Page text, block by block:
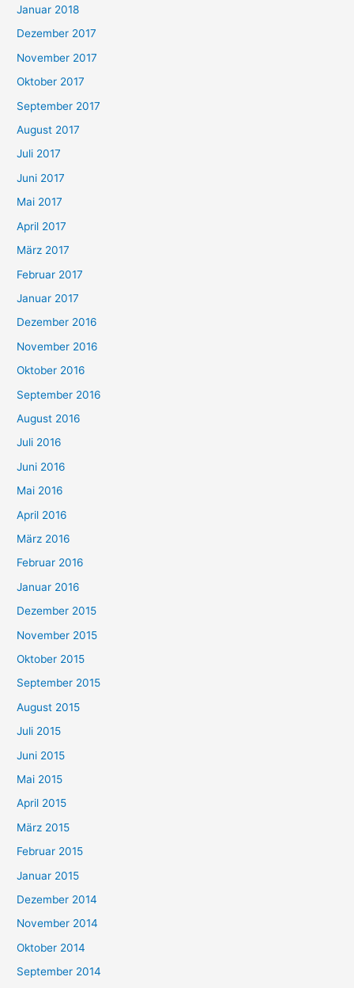
Januar 2018
Dezember 2017
November 2017
Oktober 2017
September 2017
August 2017
Juli 2017
Juni 2017
Mai 2017
April 2017
März 2017
Februar 2017
Januar 2017
Dezember 2016
November 2016
Oktober 2016
September 2016
August 2016
Juli 2016
Juni 2016
Mai 2016
April 2016
März 2016
Februar 2016
Januar 2016
Dezember 2015
November 2015
Oktober 2015
September 2015
August 2015
Juli 2015
Juni 2015
Mai 2015
April 2015
März 2015
Februar 2015
Januar 2015
Dezember 2014
November 2014
Oktober 2014
September 2014